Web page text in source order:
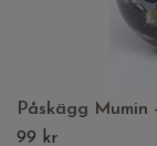
Påskägg Mumin
99 kr